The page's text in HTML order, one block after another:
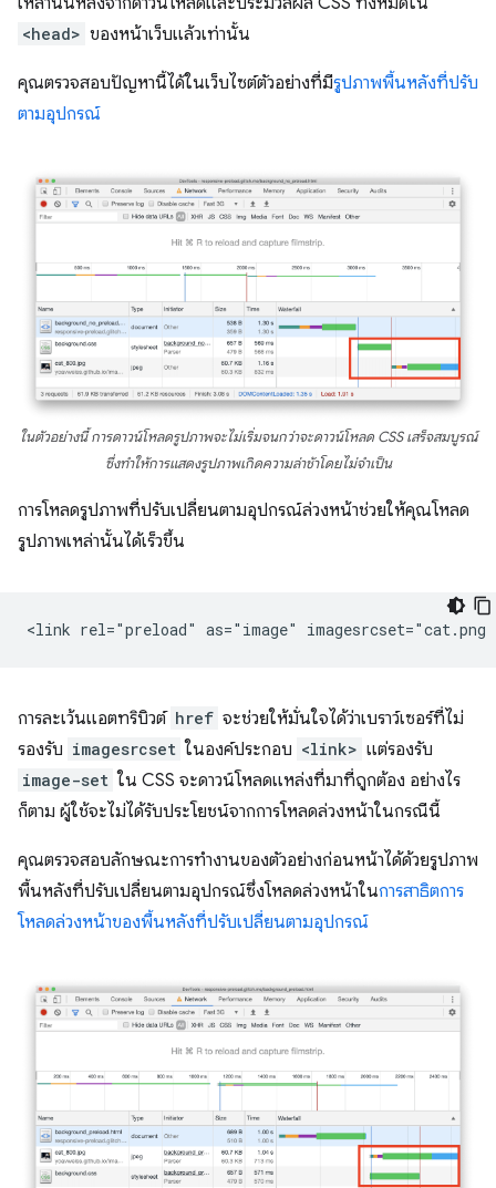
<head> ของหน้าเว็บแล้วเท่านั้น
คุณตรวจสอบปัญหานี้ได้ในเว็บไซต์ตัวอย่างที่มีรูปภาพพื้นหลังที่ปรับ
ตามอุปกรณ์
ในตัวอย่างนี้ การดาวน์โหลดรูปภาพจะไม่เริ่มจนกว่าจะดาวน์โหลด CSS เสร็จสมบูรณ์
ซึ่งทำให้การแสดงรูปภาพเกิดความล่าช้าโดยไม่จำเป็น
การโหลดรูปภาพที่ปรับเปลี่ยนตามอุปกรณ์ล่วงหน้าช่วยให้คุณโหลด
รูปภาพเหล่านั้นได้เร็วขึ้น
การละเว้นแอตทริบิวต์ href จะช่วยให้มั่นใจได้ว่าเบราว์เซอร์ที่ไม่
รองรับ imagesrcset ในองค์ประกอบ <link> แต่รองรับ
image-set ใน CSS จะดาวน์โหลดแหล่งที่มาที่ถูกต้อง อย่างไร
ก็ตาม ผู้ใช้จะไม่ได้รับประโยชน์จากการโหลดล่วงหน้าในกรณีนี้
คุณตรวจสอบลักษณะการทำงานของตัวอย่างก่อนหน้าได้ด้วยรูปภาพ
พื้นหลังที่ปรับเปลี่ยนตามอุปกรณ์ซึ่งโหลดล่วงหน้าในการสาธิตการ
โหลดล่วงหน้าของพื้นหลังที่ปรับเปลี่ยนตามอุปกรณ์